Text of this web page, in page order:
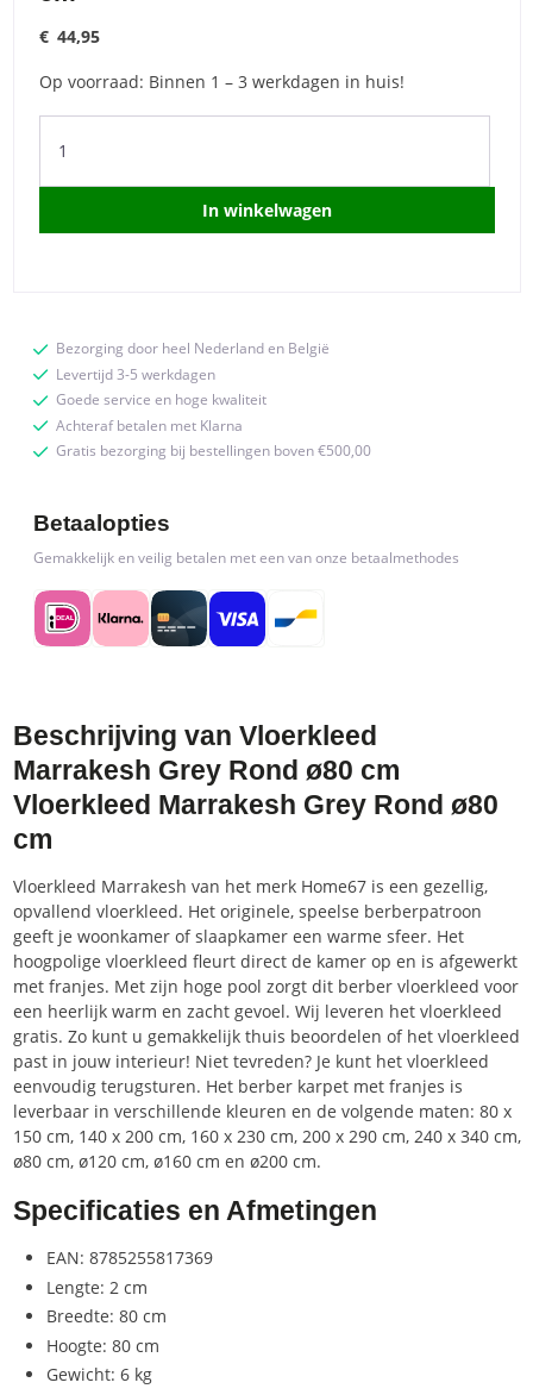
€ 44,95
Op voorraad: Binnen 1 – 3 werkdagen in huis!
Marrakesh
In winkelwagen
Bezorging door heel Nederland en België
Levertijd 3-5 werkdagen
Goede service en hoge kwaliteit
Achteraf betalen met Klarna
Gratis bezorging bij bestellingen boven €500,00
Betaalopties
Gemakkelijk en veilig betalen met een van onze betaalmethodes
Beschrijving van Vloerkleed
Marrakesh Grey Rond ø80 cm
Vloerkleed Marrakesh Grey Rond ø80
cm
Vloerkleed Marrakesh van het merk Home67 is een gezellig,
opvallend vloerkleed. Het originele, speelse berberpatroon
geeft je woonkamer of slaapkamer een warme sfeer. Het
hoogpolige vloerkleed fleurt direct de kamer op en is afgewerkt
met franjes. Met zijn hoge pool zorgt dit berber vloerkleed voor
een heerlijk warm en zacht gevoel. Wij leveren het vloerkleed
gratis. Zo kunt u gemakkelijk thuis beoordelen of het vloerkleed
past in jouw interieur! Niet tevreden? Je kunt het vloerkleed
eenvoudig terugsturen. Het berber karpet met franjes is
leverbaar in verschillende kleuren en de volgende maten: 80 x
150 cm, 140 x 200 cm, 160 x 230 cm, 200 x 290 cm, 240 x 340 cm,
ø80 cm, ø120 cm, ø160 cm en ø200 cm.
Specificaties en Afmetingen
EAN: 8785255817369
Lengte: 2 cm
Breedte: 80 cm
Hoogte: 80 cm
Gewicht: 6 kg